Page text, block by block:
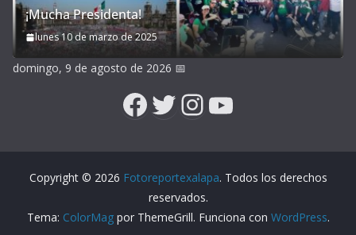
¡Mucha Presidenta!
lunes 10 de marzo de 2025
domingo, 9 de agosto de 2026 📅
Facebook
Twitter
Instagram
YouTube
Copyright © 2026 Fotoreportexalapa. Todos los derechos
reservados.
Tema: ColorMagpor ThemeGrill. Funciona con WordPress.